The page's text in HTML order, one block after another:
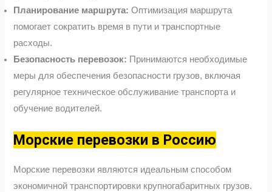
Планирование маршрута: Оптимизация маршрута
помогает сократить время в пути и транспортные
расходы.
Безопасность перевозок: Принимаются необходимые
меры для обеспечения безопасности грузов, включая
регулярное техническое обслуживание транспорта и
обучение водителей.
Морские перевозки в Россию
Морские перевозки являются идеальным способом
экономичной транспортировки крупногабаритных грузов.